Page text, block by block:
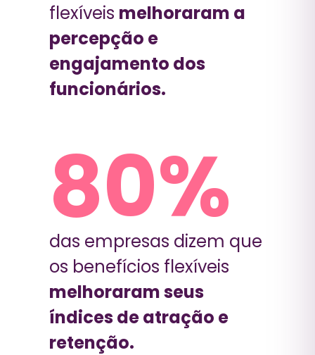
flexíveis melhoraram a
percepção e
engajamento dos
funcionários.
80%
das empresas dizem que
os benefícios flexíveis
melhoraram seus
índices de atração e
retenção.